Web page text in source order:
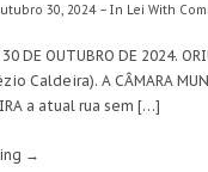
30, 2024 – In Lei With
30 DE OUTUBRO DE 2024.
Caldeira). A CÂMARA
a atual rua sem […]
→